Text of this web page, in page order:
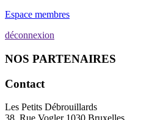
Espace membres
déconnexion
NOS PARTENAIRES
Contact
Les Petits Débrouillards